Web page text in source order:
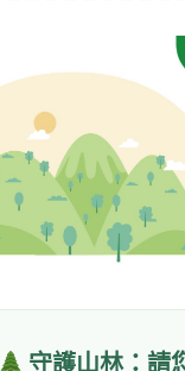
守護山林：請